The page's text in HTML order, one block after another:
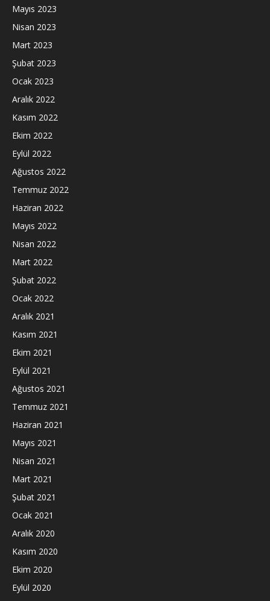
Mayıs 2023
Nisan 2023
Mart 2023
Şubat 2023
Ocak 2023
Aralık 2022
Kasım 2022
Ekim 2022
Eylül 2022
Ağustos 2022
Temmuz 2022
Haziran 2022
Mayıs 2022
Nisan 2022
Mart 2022
Şubat 2022
Ocak 2022
Aralık 2021
Kasım 2021
Ekim 2021
Eylül 2021
Ağustos 2021
Temmuz 2021
Haziran 2021
Mayıs 2021
Nisan 2021
Mart 2021
Şubat 2021
Ocak 2021
Aralık 2020
Kasım 2020
Ekim 2020
Eylül 2020